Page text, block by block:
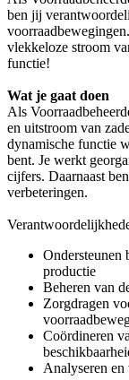
ben jij
vlekkeloze stroom
functie!
Wat je gaat doen
Als
en uitstroom van
dynamische functie
bent. Je werkt
cijfers. Daarnaast
verbeteringen.
Ondersteunen
productie
Beheren van
Zorgdragen
Coördineren
Analyseren en